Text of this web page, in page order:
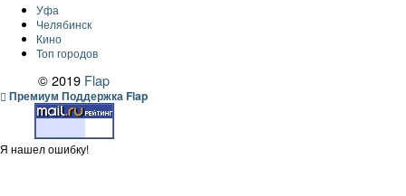
Уфа
Челябинск
Кино
Топ городов
© 2019 Flap
Премиум Поддержка Flap
Я нашел ошибку!